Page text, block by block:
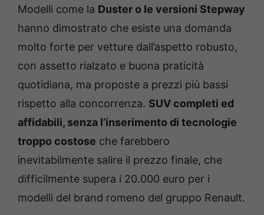
Modelli come la Duster o le versioni Stepway
hanno dimostrato che esiste una domanda
molto forte per vetture dall’aspetto robusto,
con assetto rialzato e buona praticità
quotidiana, ma proposte a prezzi più bassi
rispetto alla concorrenza. SUV completi ed
affidabili, senza l’inserimento di tecnologie
troppo costose che farebbero
inevitabilmente salire il prezzo finale, che
difficilmente supera i 20.000 euro per i
modelli del brand romeno del gruppo Renault.